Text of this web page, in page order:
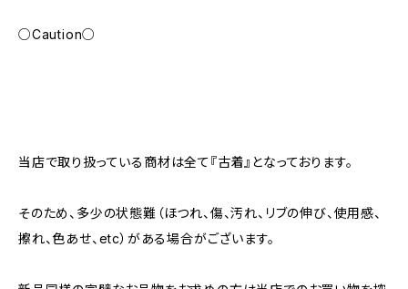
○Caution○
当店で取り扱っている商材は全て『古着』となっております。
そのため、多少の状態難（ほつれ、傷、汚れ、リブの伸び、使用感、
擦れ、色あせ、etc）がある場合がございます。